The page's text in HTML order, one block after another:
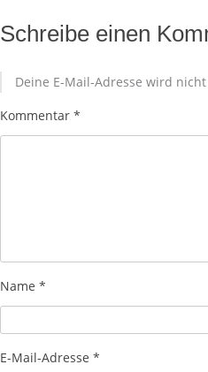
Schreibe einen
Deine E-Mail-Adresse wird
Kommentar *
Name *
E-Mail-Adresse *